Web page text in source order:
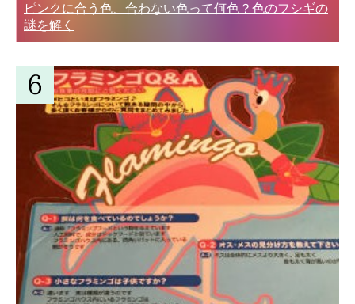
ピンクに合う色、合わない色って何色？色のフシギの
謎を解く